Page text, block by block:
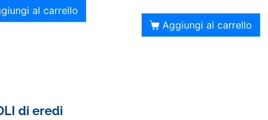
al carrello
Aggiungi al carrello
di eredi